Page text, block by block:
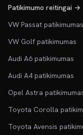
Patikimumo reitingai →
VW Passat patikimumas
VW Golf patikimumas
Audi A6 patikimumas
Audi A4 patikimumas
Opel Astra
Toyota Corolla
Toyota Avensis